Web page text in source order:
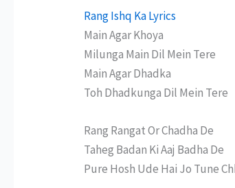
Rang Ishq Ka Lyrics
Main Agar Khoya
Milunga Main Dil Mein Tere
Main Agar Dhadka
Toh Dhadkunga Dil Mein Tere
Rang Rangat Or Chadha De
Taheg Badan Ki Aaj Badha De
Pure Hosh Ude Hai Jo Tune